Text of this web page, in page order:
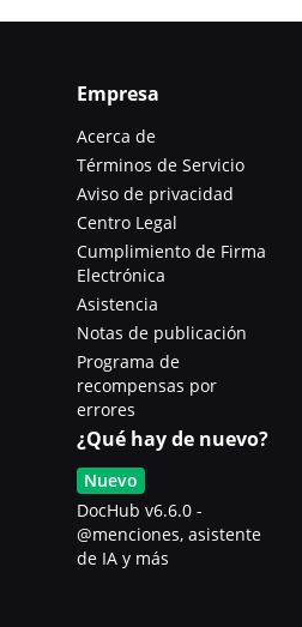
Empresa
Acerca de
Términos de Servicio
Aviso de privacidad
Centro Legal
Cumplimiento de Firma
Electrónica
Asistencia
Notas de publicación
Programa de
recompensas por
errores
¿Qué hay de nuevo?
Nuevo
DocHub v6.6.0 -
@menciones, asistente
de IA y más